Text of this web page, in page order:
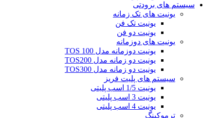
سیستم های برودتی
یونیت های تک زمانه
یونیت تک فن
یونیت دو فن
یونیت های دوزمانه
یونیت دوزمانه مدل TOS 100
یونیت دو زمانه مدل TOS200
یونیت دو زمانه مدل TOS300
سیستم های پلیت فریز
یونیت 1/5 اسب پلیتی
یونیت 3 اسب پلیتی
یونیت 4 اسب پلیتی
ترموکینگ